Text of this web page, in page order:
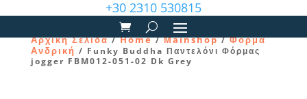
+30 2310 530815
Αρχική Σελίδα/Home/Μainshop/Φόρμα
Ανδρική / Funky Buddha Παντελόνι Φόρμας
jogger FBM012-051-02 Dk Grey